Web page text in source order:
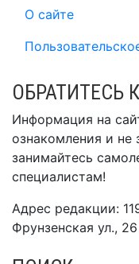
О сайте
ОБРАТИТЕСЬ
Информация на
ознакомления и не
занимайтесь
специалистам!
Адрес редакции:
Фрунзенская ул., 26